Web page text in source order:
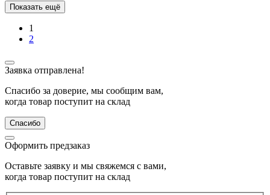
Показать ещё
1
2
Заявка отправлена!
Спасибо за доверие, мы сообщим вам,
когда товар поступит на склад
Спасибо
Оформить предзаказ
Оставьте заявку и мы свяжемся с вами,
когда товар поступит на склад